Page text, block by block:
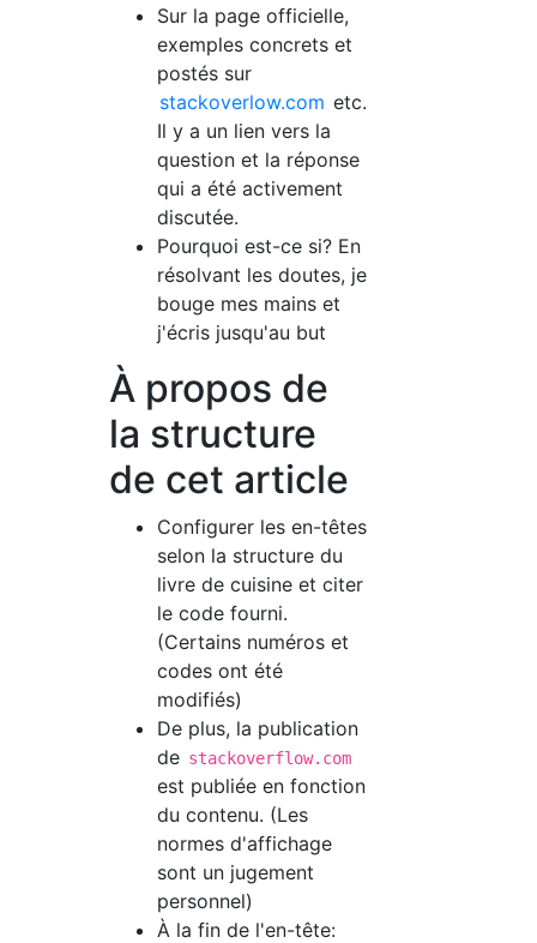
Sur la page officielle,
exemples concrets et
postés sur
stackoverlow.com etc.
Il y a un lien vers la
question et la réponse
qui a été activement
discutée.
Pourquoi est-ce si? En
résolvant les doutes, je
bouge mes mains et
j'écris jusqu'au but
À propos de
la structure
de cet article
Configurer les en-têtes
selon la structure du
livre de cuisine et citer
le code fourni.
(Certains numéros et
codes ont été
modifiés)
De plus, la publication
de stackoverflow.com
est publiée en fonction
du contenu. (Les
normes d'affichage
sont un jugement
personnel)
À la fin de l'en-tête: